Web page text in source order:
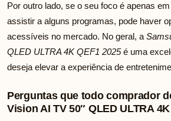
Por outro lado, se o seu foco é apenas
assistir a alguns programas, pode haver
acessíveis no mercado. No geral, a
QLED ULTRA 4K QEF1 2025é uma
deseja elevar a experiência de
Perguntas que todo comprador
Vision AI TV 50″ QLED ULTRA